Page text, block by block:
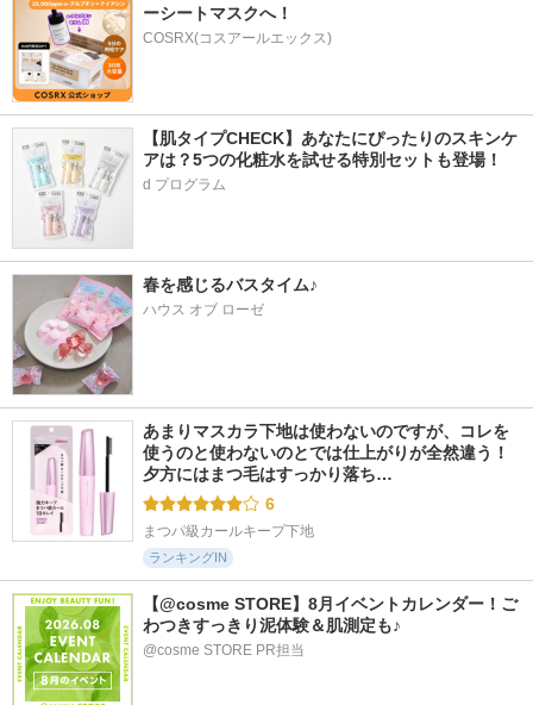
ーシートマスクへ！
COSRX(コスアールエックス)
【肌タイプCHECK】あなたにぴったりのスキンケ
アは？5つの化粧水を試せる特別セットも登場！
d プログラム
春を感じるバスタイム♪
ハウス オブ ローゼ
あまりマスカラ下地は使わないのですが、コレを
使うのと使わないのとでは仕上がりが全然違う！
夕方にはまつ毛はすっかり落ち…
6
まつパ級カールキープ下地
ランキングIN
【@cosme STORE】8月イベントカレンダー！ご
わつきすっきり泥体験＆肌測定も♪
@cosme STORE PR担当